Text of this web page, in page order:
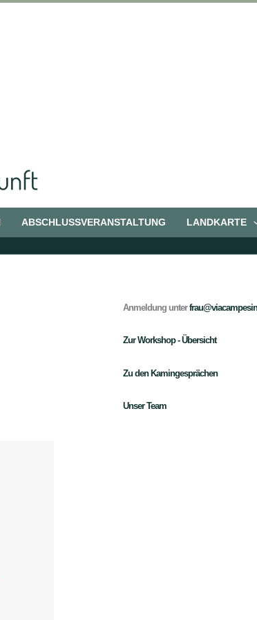
ABSCHLUSSVERANSTALTUNG LANDKARTE
Anmeldung unter
Zur Workshop - Übersicht
Zu den Kamingesprächen
Unser Team